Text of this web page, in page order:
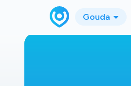
Gouda